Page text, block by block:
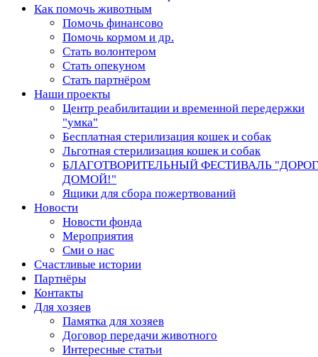
Как помочь животным
Помочь финансово
Помочь кормом и др.
Стать волонтером
Стать опекуном
Стать партнёром
Наши проекты
Центр реабилитации и временной передержки
"умка"
Бесплатная стерилизация кошек и собак
Льготная стерилизация кошек и собак
БЛАГОТВОРИТЕЛЬНЫЙ ФЕСТИВАЛЬ
ДОМОЙ!"
Ящики для сбора пожертвований
Новости
Новости фонда
Мероприятия
Сми о нас
Счастливые истории
Партнёры
Контакты
Для хозяев
Памятка для хозяев
Договор передачи животного
Интересные статьи